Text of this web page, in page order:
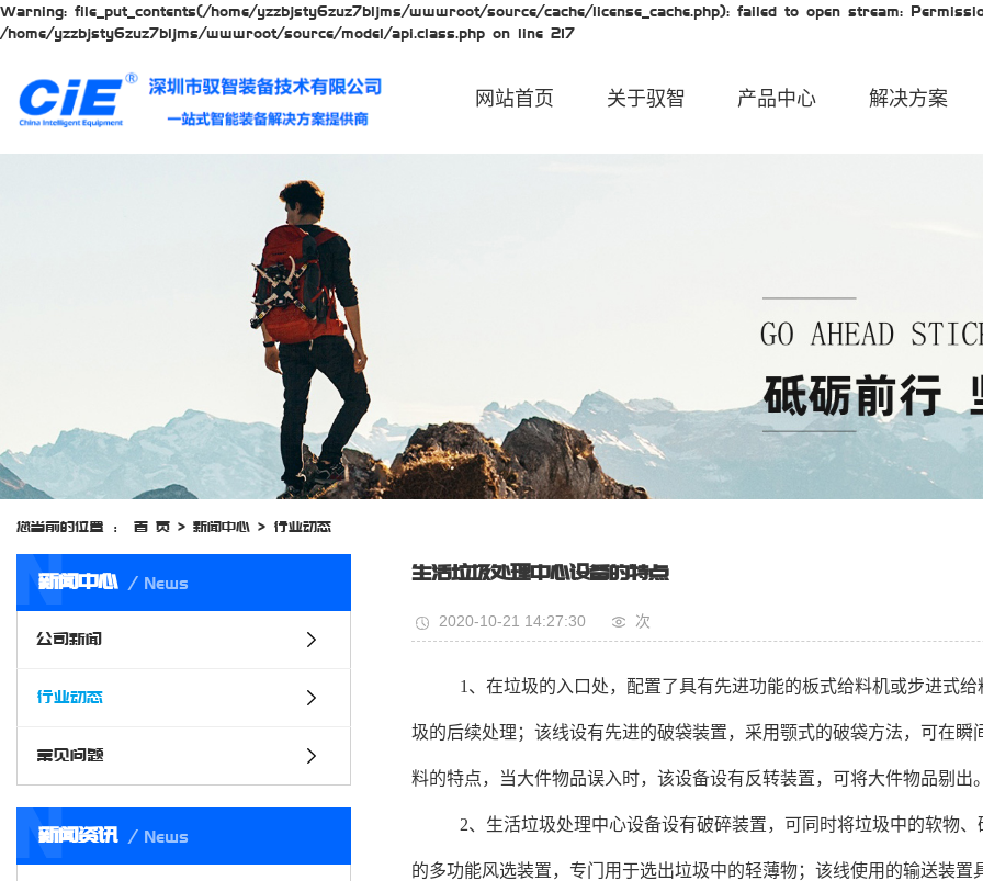
Warning: file_put_contents(/home/yzzbjsty6zuz7bljms/wwwroot/source/cache/license_cache.php): failed to open stream:
/home/yzzbjsty6zuz7bljms/wwwroot/source/model/api.class.php on line 217
网站首页 关于驭智 产品中心 解决方案
您当前的位置 ： 首 页 > 新闻中心 > 行业动态
新闻中心 News
N
公司新闻
行业动态
常见问题
新闻资讯 News
N
生活垃圾处理中心设备的特点
2020-10-21 14:27:30 次
1、在垃圾的入口处，配置了具有先进功能的板式给料机或步进式
圾的后续处理；该线设有先进的破袋装置，采用颚式的破袋方法，可在
料的特点，当大件物品误入时，该设备设有反转装置，可将大件物品
2、生活垃圾处理中心设备设有破碎装置，可同时将垃圾中的软物
的多功能风选装置，专门用于选出垃圾中的轻薄物；该线使用的输